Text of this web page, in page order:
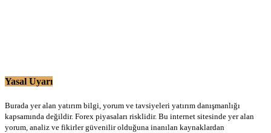
Yasal Uyarı
Burada yer alan yatırım bilgi, yorum ve tavsiyeleri yatırım danışmanlığı
kapsamında değildir. Forex piyasaları risklidir. Bu internet sitesinde yer alan
yorum, analiz ve fikirler güvenilir olduğuna inanılan kaynaklardan